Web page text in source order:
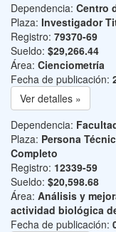
Dependencia: Centro
Plaza: Investigador
Registro: 79370-69
Sueldo: $29,266.44
Área: Cienciometría
Fecha de publicación:
Ver detalles »
Dependencia:
Plaza: Persona
Completo
Registro: 12339-59
Sueldo: $20,598.68
Área: Análisis y
actividad biológica
Fecha de publicación: